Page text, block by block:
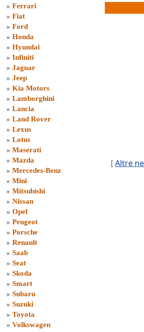
» Ferrari
» Fiat
» Ford
» Honda
» Hyundai
» Infiniti
» Jaguar
» Jeep
» Kia Motors
» Lamborghini
» Lancia
» Land Rover
» Lexus
» Lotus
» Maserati
» Mazda
» Mercedes-Benz
» Mini
» Mitsubishi
» Nissan
» Opel
» Peugeot
» Porsche
» Renault
» Saab
» Seat
» Skoda
» Smart
» Subaru
» Suzuki
» Toyota
» Volkswagen
[Altre